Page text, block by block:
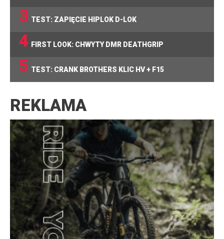
3 TEST: ZAPIĘCIE HIPLOK D-LOK
4 FIRST LOOK: CHWYTY DMR DEATHGRIP
5 TEST: CRANK BROTHERS KLIC HV + F15
REKLAMA